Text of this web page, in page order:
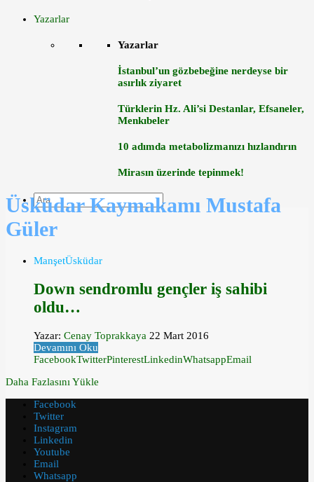
Yazarlar
Yazarlar
İstanbul’un gözbebeğine nerdeyse bir
asırlık ziyaret
Türklerin Hz. Ali’si Destanlar, Efsaneler,
Menkıbeler
10 adımda metabolizmanızı hızlandırın
Mirasın üzerinde tepinmek!
Üsküdar Kaymakamı Mustafa
Güler
ManşetÜsküdar
Down sendromlu gençler iş sahibi
oldu…
Yazar: Cenay Toprakkaya 22 Mart 2016
Devamını Oku
FacebookTwitterPinterestLinkedinWhatsappEmail
Daha Fazlasını Yükle
Facebook
Twitter
Instagram
Linkedin
Youtube
Email
Whatsapp